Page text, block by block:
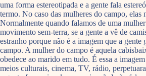
uma forma estereotipada e a gente fala
termo. No caso das mulheres do campo, elas
Normalmente quando falamos de uma
movimento sem-terra, se a gente a vê de
estranho porque não é a imagem que a gente
campo. A mulher do campo é aquela
obedece ao marido em tudo. É essa a
meios culturais, cinema, TV, rádio,